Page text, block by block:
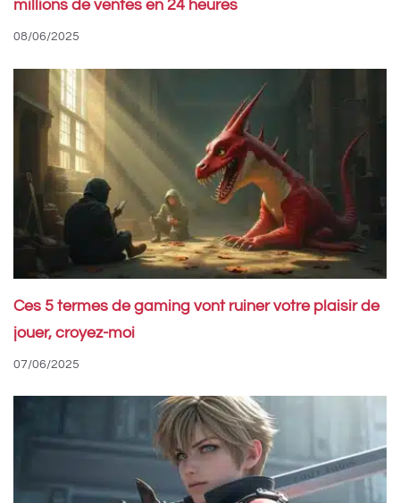
millions de ventes en 24 heures
08/06/2025
Ces 5 termes de gaming vont ruiner votre plaisir de
jouer, croyez-moi
07/06/2025